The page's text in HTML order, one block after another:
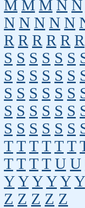
M M M N N
N N N N N
R R R R R R
S S S S S S
S S S S S S
S S S S S S
S S S S S S
S S S S S S
T T T T T T
T T T T U U
Y Y Y Y Y Y
Z Z Z Z Z